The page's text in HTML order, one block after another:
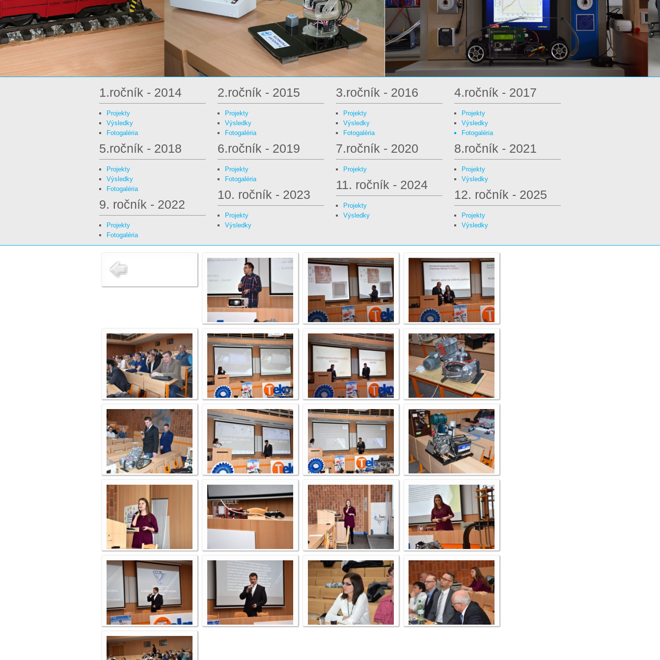
1.ročník - 2014
Projekty
Výsledky
Fotogaléria
5.ročník - 2018
Projekty
Výsledky
Fotogaléria
9. ročník - 2022
Projekty
Fotogaléria
2.ročník - 2015
Projekty
Výsledky
Fotogaléria
6.ročník - 2019
Projekty
Fotogaléria
10. ročník - 2023
Projekty
Výsledky
3.ročník - 2016
Projekty
Výsledky
Fotogaléria
7.ročník - 2020
Projekty
11. ročník - 2024
Projekty
Výsledky
4.ročník - 2017
Projekty
Výsledky
Fotogaléria
8.ročník - 2021
Projekty
Výsledky
12. ročník - 2025
Projekty
Výsledky